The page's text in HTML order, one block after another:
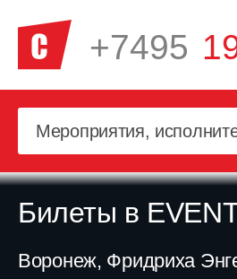
+7495
Билеты в
Воронеж, Фридриха